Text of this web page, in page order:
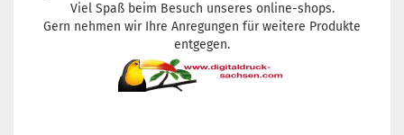
Viel Spaß beim Besuch unseres online-shops.
Gern nehmen wir Ihre Anregungen für weitere Produkte
entgegen.